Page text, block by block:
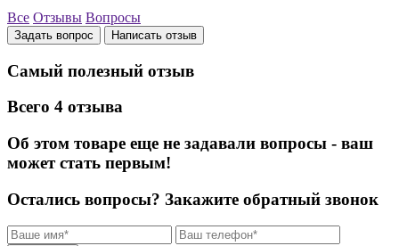
Все Отзывы Вопросы
Задать вопрос Написать отзыв
Самый полезный отзыв
Всего 4 отзыва
Об этом товаре еще не задавали вопросы - ваш
может стать первым!
Остались вопросы? Закажите обратный звонок